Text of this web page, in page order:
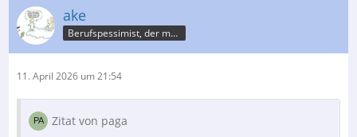
ake
Berufspessimist, der meist recht behält
11. April 2026 um 21:54
Zitat von paga